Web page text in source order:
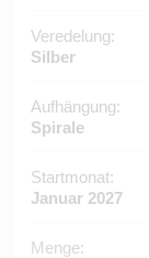
Veredelung:
Silber
Aufhängung:
Spirale
Startmonat:
Januar 2027
Menge: